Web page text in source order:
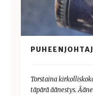
Torstaina
täpärä äänestys.